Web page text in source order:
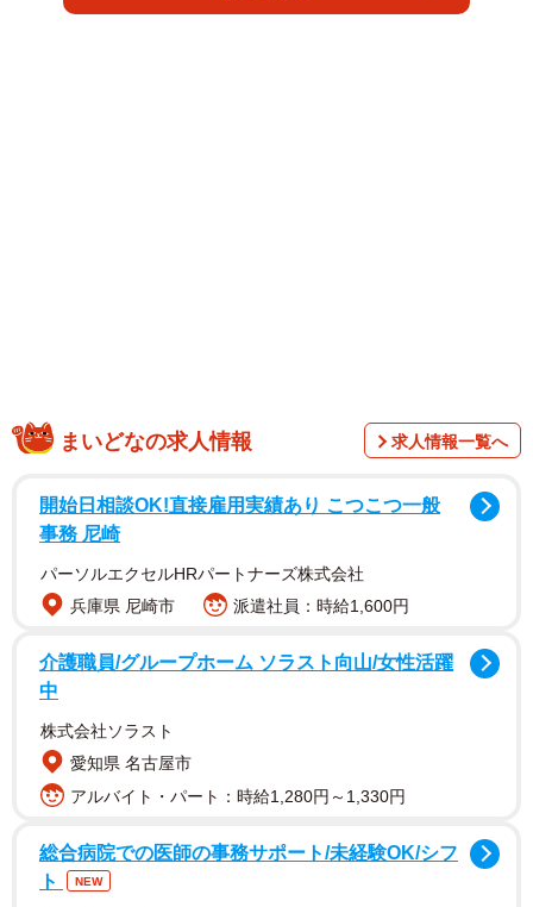
く収めました。彼女と秘密の時間を共有したら、これであ
面白さが魅力。SNSでの発信も度々バズらせる「バズ美
モデルなどマルチな活躍が期待される。
まいどなの求人情報 求人情報一覧へ
開始日相談OK!直接雇用実績あり こつこつ一般
事務 尼崎
パーソルエクセルHRパートナーズ株式会社
兵庫県 尼崎市
派遣社員：時給1,600円
介護職員/グループホーム ソラスト向山/女性活躍
中
株式会社ソラスト
愛知県 名古屋市
アルバイト・パート：時給1,280円～1,330円
総合病院での医師の事務サポート/未経験OK/シフ
ト
NEW